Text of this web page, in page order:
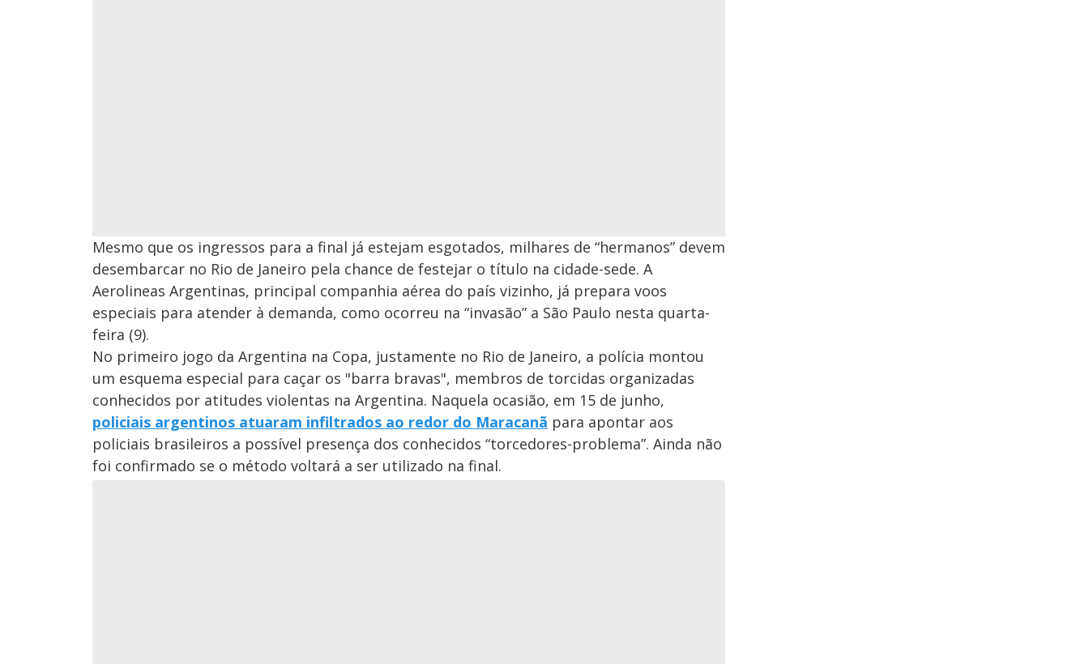
Mesmo que os ingressos para a final já estejam esgotados, milhares de “hermanos” devem
desembarcar no Rio de Janeiro pela chance de festejar o título na cidade-sede. A
Aerolineas Argentinas, principal companhia aérea do país vizinho, já prepara voos
especiais para atender à demanda, como ocorreu na “invasão” a São Paulo nesta quarta-
feira (9).
No primeiro jogo da Argentina na Copa, justamente no Rio de Janeiro, a polícia montou
um esquema especial para caçar os "barra bravas", membros de torcidas organizadas
conhecidos por atitudes violentas na Argentina. Naquela ocasião, em 15 de junho,
policiais argentinos atuaram infiltrados ao redor do Maracanã para apontar aos
policiais brasileiros a possível presença dos conhecidos “torcedores-problema”. Ainda não
foi confirmado se o método voltará a ser utilizado na final.